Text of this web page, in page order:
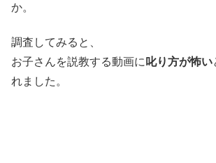
か。
調査してみると、
お子さんを説教する動画に 叱り方が怖い
れました。